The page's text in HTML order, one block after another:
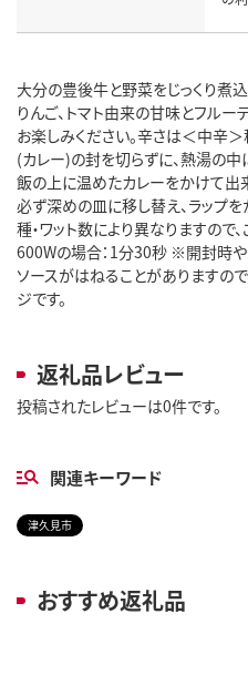
大分の豊後牛と野菜をじっくり煮
りんご、トマト由来の甘味とフル
お楽しみください。辛さは＜中辛＞
(カレー)の封を切らずに、熱湯の中
飯の上に温めたカレーをかけて出
必ず深めの皿に移し替え、ラップを
種・ワット数により異なりますので
600Wの場合：1分30秒 ※開封時
ソースがはねることがありますの
ジです。
返礼品レビュー
投稿されたレビューは0件です。
関連キーワード
津久見市
おすすめ返礼品